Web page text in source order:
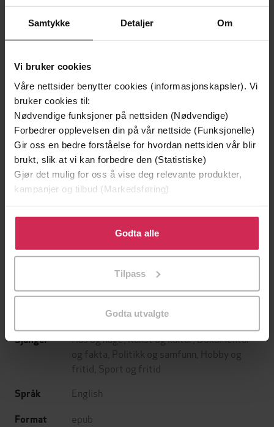
Samtykke Detaljer Om
Vi bruker cookies
Våre nettsider benytter cookies (informasjonskapsler). Vi
bruker cookies til:
Nødvendige funksjoner på nettsiden (Nødvendige)
Forbedrer opplevelsen din på vår nettside (Funksjonelle)
Gir oss en bedre forståelse for hvordan nettsiden vår blir
brukt, slik at vi kan forbedre den (Statistiske)
Gjør det mulig for oss å vise deg relevante produkter,
kampanjer og tilbud (Markedsføring)
Klikk på «Godta alle» for å gi oss ditt samtykke til å
bruke cookies for alle disse formålene. Du kan også
tilpasse ditt samtykke til spesifikke formål ved å klikke
Godta alle
Tilpass
Godta utvalgte
199,-
Minnesota
Jo Nesbø
EBOK
349,-
Utskudd
Jørn Lier Horst
Have I Got News For You(forfatter)
Forlag Sphere
10.11.2022
Sjanger Hus og hage,Kunst og kultur,Dokumentar
og fakta Politikk og samfunn Hobby og
fritid Sport og fritid
Språk English
Format epub